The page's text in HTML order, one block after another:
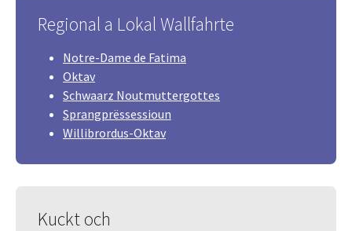
Regional a Lokal Wallfahrte
Notre-Dame de Fatima
Oktav
Schwaarz Noutmuttergottes
Sprangprëssessioun
Willibrordus-Oktav
Kuckt och